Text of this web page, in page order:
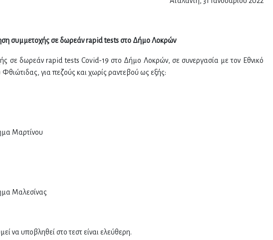
συμμετοχής σε δωρεάν rapid testsστο Δήμο Λοκρών
σε δωρεάν rapid tests Covid-19 στο Δήμο Λοκρών, σε συνεργασία με τον Εθνικό
για πεζούς και χωρίς ραντεβού ως εξής:
Μαρτίνου
Μαλεσίνας
να υποβληθεί στο τεστ είναι ελεύθερη.